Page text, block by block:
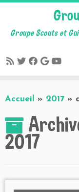
to
Groupe Scouts et
Accueil » 2017 »
2017